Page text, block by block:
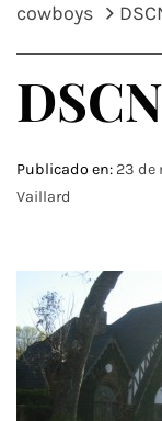
cowboys
Publicado en: 23 de
Vaillard